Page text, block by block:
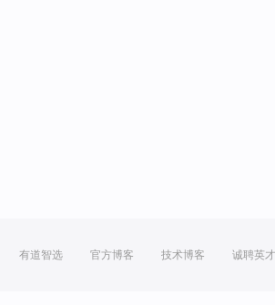
有道智选 官方博客 技术博客 诚聘英才